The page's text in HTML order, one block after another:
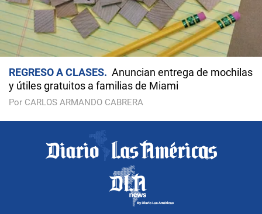
REGRESO A CLASES
Anuncian entrega de mochilas
y útiles gratuitos a familias de Miami
Por CARLOS ARMANDO CABRERA